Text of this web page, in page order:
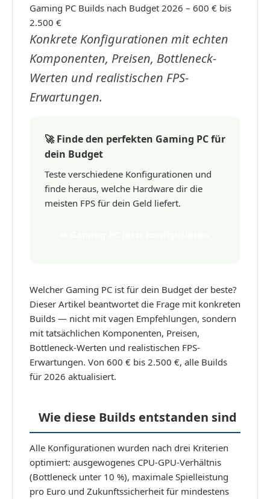
Gaming PC Builds nach Budget 2026 – 600 € bis
2.500 €
Konkrete Konfigurationen mit echten
Komponenten, Preisen, Bottleneck-
Werten und realistischen FPS-
Erwartungen.
🚀 Finde den perfekten Gaming PC für
dein Budget
Teste verschiedene Konfigurationen und
finde heraus, welche Hardware dir die
meisten FPS für dein Geld liefert.
Welcher Gaming PC ist für dein Budget der beste?
Dieser Artikel beantwortet die Frage mit konkreten
Builds — nicht mit vagen Empfehlungen, sondern
mit tatsächlichen Komponenten, Preisen,
Bottleneck-Werten und realistischen FPS-
Erwartungen. Von 600 € bis 2.500 €, alle Builds
für 2026 aktualisiert.
Wie diese Builds entstanden sind
Alle Konfigurationen wurden nach drei Kriterien
optimiert: ausgewogenes CPU-GPU-Verhältnis
(Bottleneck unter 10 %), maximale Spielleistung
pro Euro und Zukunftssicherheit für mindestens